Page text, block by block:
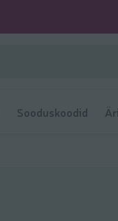
Sooduskoodid